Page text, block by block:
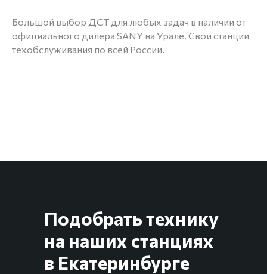
Большой выбор ДСТ для любых задач в наличии от
официального дилера SANY на Урале. Свои станции
техобслуживания по всей России.
Подобрать технику
на наших станциях
в Екатеринбурге